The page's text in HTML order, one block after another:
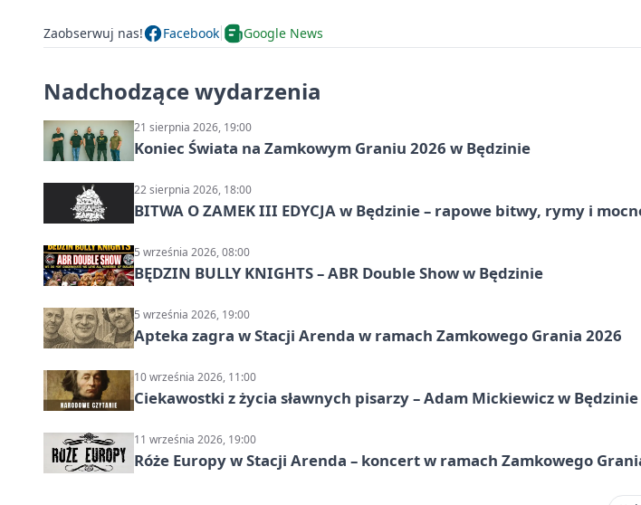
Zaobserwuj nas! Facebook Google News
Nadchodzące wydarzenia
21 sierpnia 2026, 19:00
Koniec Świata na Zamkowym Graniu 2026 w Będzinie
22 sierpnia 2026, 18:00
BITWA O ZAMEK III EDYCJA w Będzinie – rapowe bitwy, rymy i
5 września 2026, 08:00
BĘDZIN BULLY KNIGHTS – ABR Double Show w Będzinie
5 września 2026, 19:00
Apteka zagra w Stacji Arenda w ramach Zamkowego Grania 2026
10 września 2026, 11:00
Ciekawostki z życia sławnych pisarzy – Adam Mickiewicz w Będzinie
11 września 2026, 19:00
Róże Europy w Stacji Arenda – koncert w ramach Zamkowego